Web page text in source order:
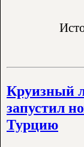
Круизный
запустил
Турцию